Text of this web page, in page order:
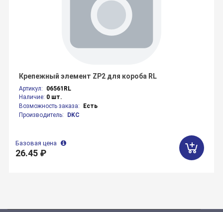
Артикул:
06561RL
Наличие: 0 шт.
Возможность заказа:
Есть
Производитель:
DKC
Крепежный элемент ZP2 для короба RL
Базовая цена
26.45 ₽